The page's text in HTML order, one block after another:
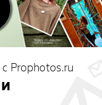
Prophotos.ru